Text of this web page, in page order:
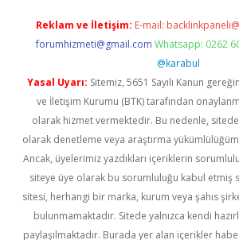
Reklam ve İletişim: E-mail:
forumhizmeti@gmail.com Whatsapp: 0262
@karabul
Yasal Uyarı: Sitemiz, 5651 Sayılı Kanun
ve İletişim Kurumu (BTK) tarafından
olarak hizmet vermektedir. Bu nedenle,
olarak denetleme veya araştırma
Ancak, üyelerimiz yazdıkları içeriklerin
siteye üye olarak bu sorumluluğu kabul etmiş
sitesi, herhangi bir marka, kurum veya şahıs
bulunmamaktadır. Sitede yalnızca kendi
paylaşılmaktadır. Burada yer alan içerikler